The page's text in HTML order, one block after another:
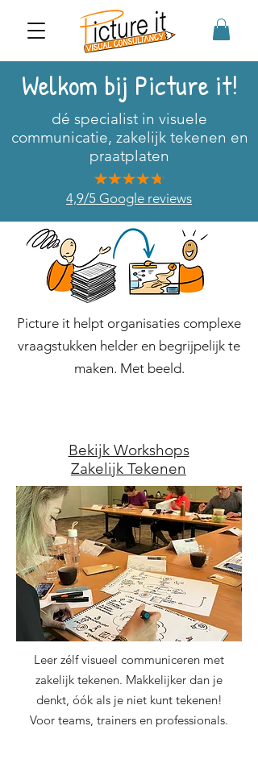
Welkom bij Picture it!
dé specialist in visuele
communicatie, zakelijk tekenen en
praatplaten
4,9/5 Google reviews
Picture it helpt organisaties complexe
vraagstukken helder en begrijpelijk te
maken. Met beeld.
Bekijk Workshops
Zakelijk Tekenen
Leer zélf visueel communiceren met
zakelijk tekenen. Makkelijker dan je
denkt, óók als je niet kunt tekenen!
Voor teams, trainers en professionals.